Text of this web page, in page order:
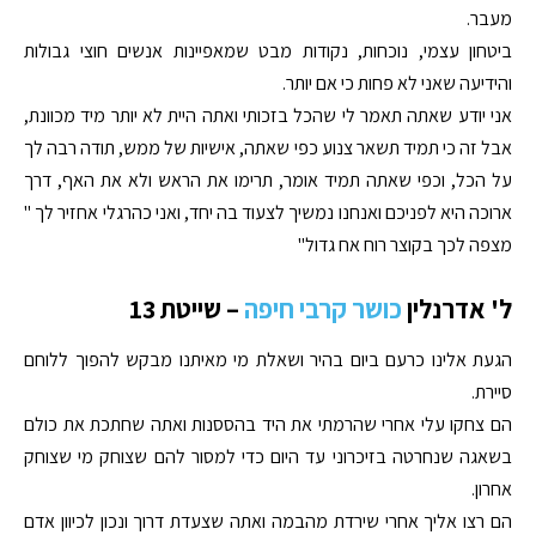
מעבר.
ביטחון עצמי, נוכחות, נקודות מבט שמאפיינות אנשים חוצי גבולות
והידיעה שאני לא פחות כי אם יותר.
אני יודע שאתה תאמר לי שהכל בזכותי ואתה היית לא יותר מיד מכוונת,
אבל זה כי תמיד תשאר צנוע כפי שאתה, אישיות של ממש, תודה רבה לך
על הכל, וכפי שאתה תמיד אומר, תרימו את הראש ולא את האף, דרך
ארוכה היא לפניכם ואנחנו נמשיך לצעוד בה יחד, ואני כהרגלי אחזיר לך "
מצפה לכך בקוצר רוח אח גדול"
ל' אדרנליןכושר קרבי חיפה – שייטת 13
הגעת אלינו כרעם ביום בהיר ושאלת מי מאיתנו מבקש להפוך ללוחם
סיירת.
הם צחקו עלי אחרי שהרמתי את היד בהססנות ואתה שחתכת את כולם
בשאגה שנחרטה בזיכרוני עד היום כדי למסור להם שצוחק מי שצוחק
אחרון.
הם רצו אליך אחרי שירדת מהבמה ואתה שצעדת דרוך ונכון לכיוון אדם